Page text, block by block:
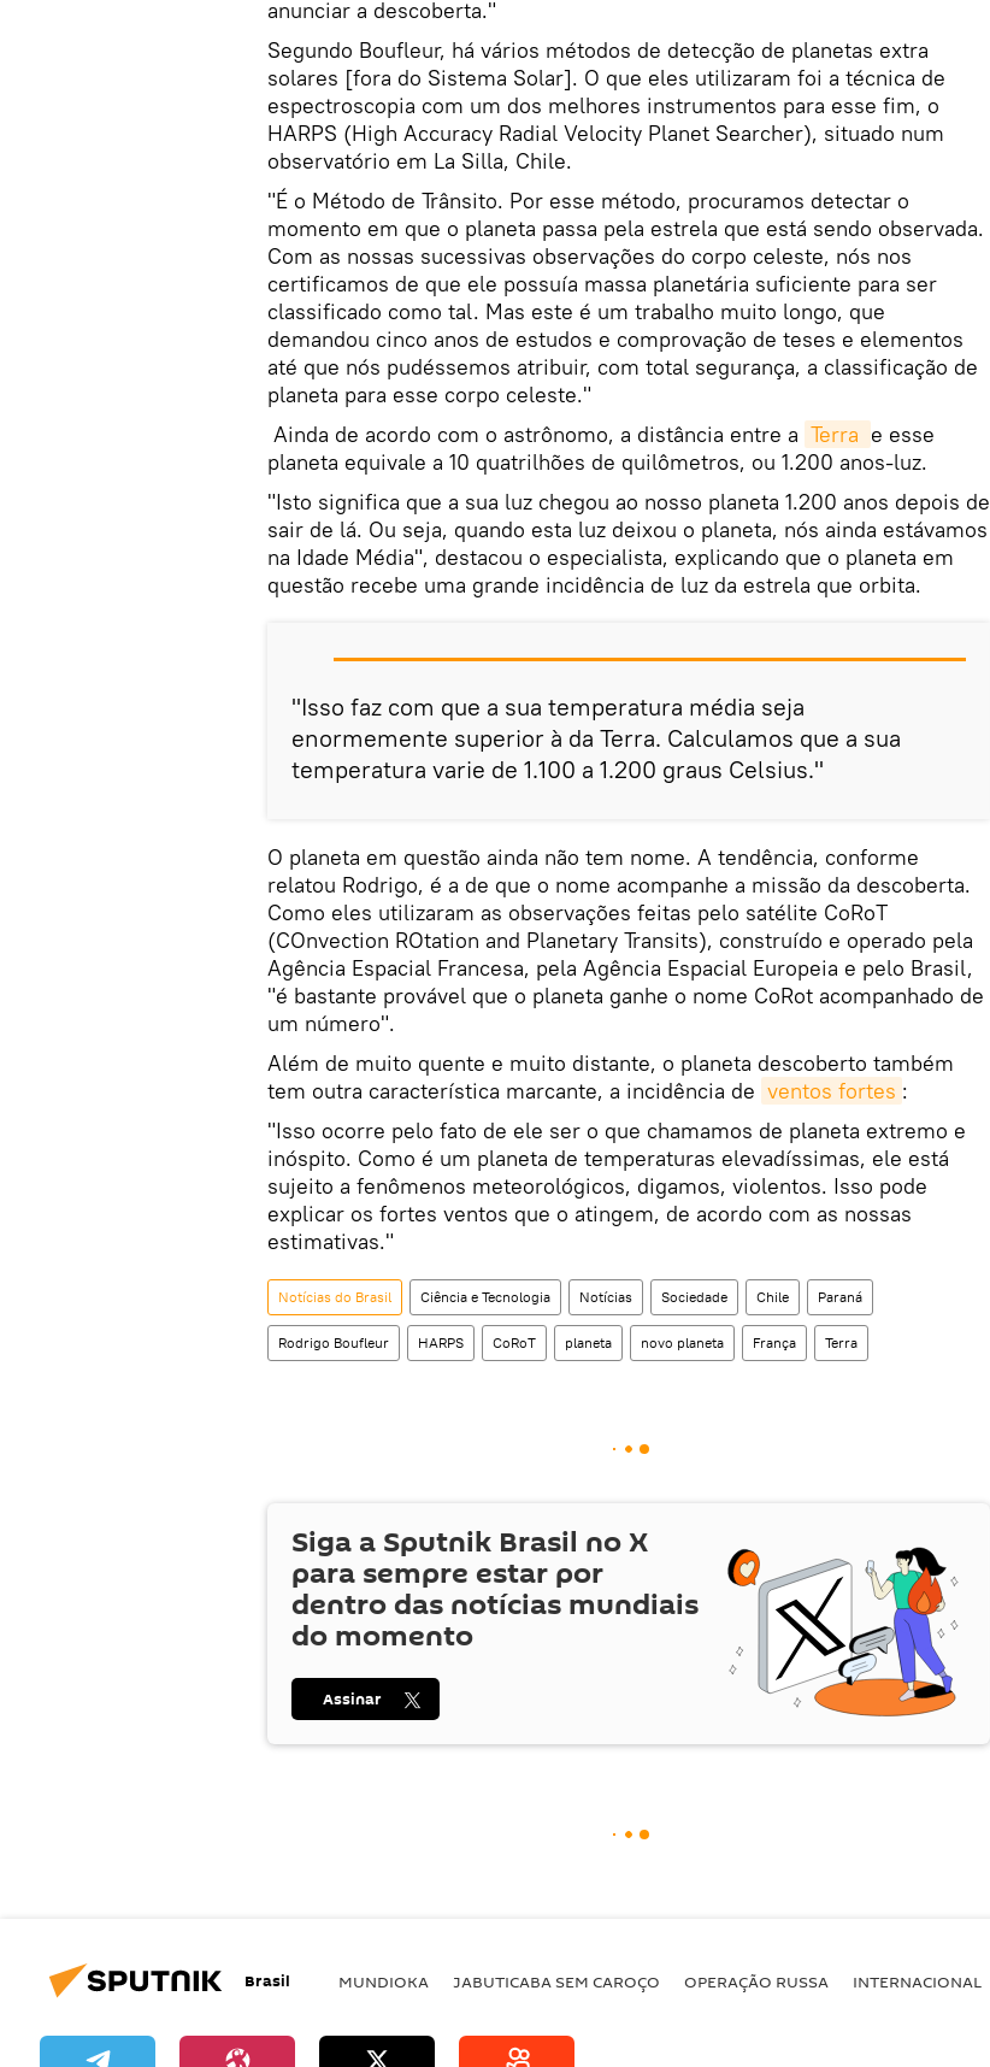
anunciar a descoberta."
Segundo Boufleur, há vários métodos de detecção de planetas extra
solares [fora do Sistema Solar]. O que eles utilizaram foi a técnica de
espectroscopia com um dos melhores instrumentos para esse fim, o
HARPS (High Accuracy Radial Velocity Planet Searcher), situado num
observatório em La Silla, Chile.
"É o Método de Trânsito. Por esse método, procuramos detectar o
momento em que o planeta passa pela estrela que está sendo observada.
Com as nossas sucessivas observações do corpo celeste, nós nos
certificamos de que ele possuía massa planetária suficiente para ser
classificado como tal. Mas este é um trabalho muito longo, que
demandou cinco anos de estudos e comprovação de teses e elementos
até que nós pudéssemos atribuir, com total segurança, a classificação de
planeta para esse corpo celeste."
Ainda de acordo com o astrônomo, a distância entre a Terra e esse
planeta equivale a 10 quatrilhões de quilômetros, ou 1.200 anos-luz.
"Isto significa que a sua luz chegou ao nosso planeta 1.200 anos depois de
sair de lá. Ou seja, quando esta luz deixou o planeta, nós ainda estávamos
na Idade Média", destacou o especialista, explicando que o planeta em
questão recebe uma grande incidência de luz da estrela que orbita.
"Isso faz com que a sua temperatura média seja
enormemente superior à da Terra. Calculamos que a sua
temperatura varie de 1.100 a 1.200 graus Celsius."
O planeta em questão ainda não tem nome. A tendência, conforme
relatou Rodrigo, é a de que o nome acompanhe a missão da descoberta.
Como eles utilizaram as observações feitas pelo satélite CoRoT
(COnvection ROtation and Planetary Transits), construído e operado pela
Agência Espacial Francesa, pela Agência Espacial Europeia e pelo Brasil,
"é bastante provável que o planeta ganhe o nome CoRot acompanhado de
um número".
Além de muito quente e muito distante, o planeta descoberto também
tem outra característica marcante, a incidência de ventos fortes :
"Isso ocorre pelo fato de ele ser o que chamamos de planeta extremo e
inóspito. Como é um planeta de temperaturas elevadíssimas, ele está
sujeito a fenômenos meteorológicos, digamos, violentos. Isso pode
explicar os fortes ventos que o atingem, de acordo com as nossas
estimativas."
Notícias do Brasil Ciência e Tecnologia Notícias Sociedade Chile Paraná
Rodrigo Boufleur HARPS CoRoT planeta novo planeta França Terra
Siga a Sputnik Brasil noX
para sempre estar por
dentro das notícias mundiais
do momento
Assinar
Brasil MUNDIOKA JABUTICABA SEM CAROÇO OPERAÇÃO RUSSA INTERNACIONAL